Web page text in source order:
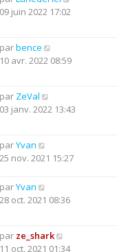
09 juin 2022 17:02
parbence
10 avr. 2022 08:59
par ZeVal
03 janv. 2022 13:43
parYvan
25 nov. 2021 15:27
parYvan
28 oct. 2021 08:36
par ze_shark
11 oct. 2021 01:34